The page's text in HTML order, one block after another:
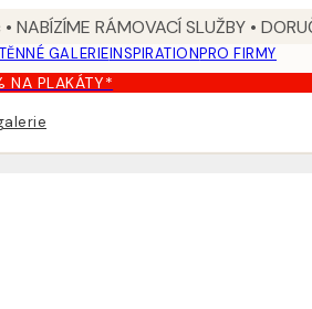
RÁMOVACÍ SLUŽBY •
GALERIEINSPIRATIONPRO FIRMY
PLAKÁTY*